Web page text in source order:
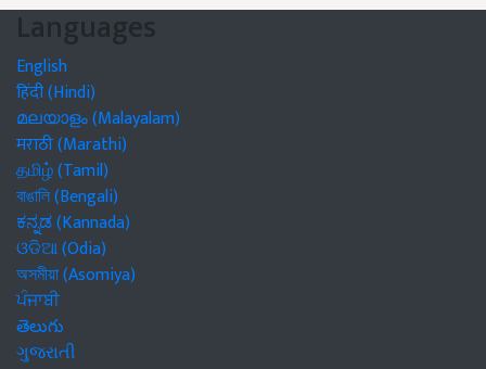
Languages
English
हिंदी (Hindi)
മലയാളം (Malayalam)
मराठी (Marathi)
தமிழ் (Tamil)
বাঙালি (Bengali)
ಕನ್ನಡ (Kannada)
ଓଡିଆ (Odia)
অসমীয়া (Asomiya)
ਪੰਜਾਬੀ
తెలుగు
ગુજરાતી